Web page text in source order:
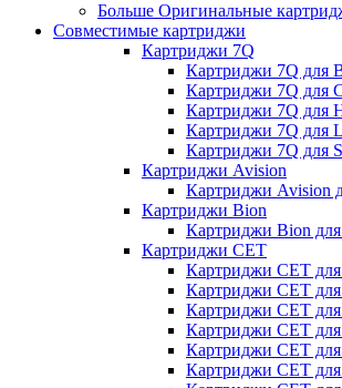
Больше Оригинальные
Совместимые картриджи
Картриджи 7Q
Картриджи 7Q для
Картриджи 7Q для
Картриджи 7Q для
Картриджи 7Q для
Картриджи 7Q для
Картриджи Avision
Картриджи Avision
Картриджи Bion
Картриджи Bion
Картриджи CET
Картриджи CET
Картриджи CET
Картриджи CET
Картриджи CET для
Картриджи CET
Картриджи CET